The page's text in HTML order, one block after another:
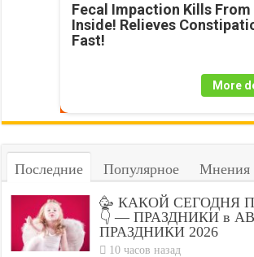
Fecal Impaction Kills From
Inside! Relieves
Fast!
More
Последние Популярное Мнения
🥳 КАКОЙ СЕГОДНЯ
👇 — ПРАЗДНИКИ в
ПРАЗДНИКИ 2026
10 часов назад